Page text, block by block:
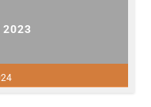
2023